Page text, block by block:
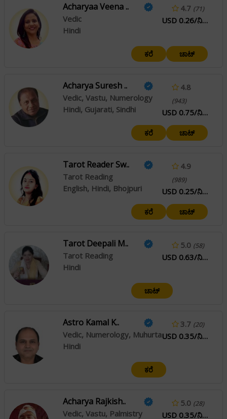
Acharyaa Veena ..
Vedic
Hindi
4.7 (71)
USD 0.26/ನಿಮಿಷ
ಕರೆ ಚಾಟ್
Acharya Suresh ..
Vedic, Vastu, Numerology
Hindi, Gujarati, Sindhi
4.8
(943)
USD 0.75/ನಿಮಿಷ
ಕರೆ ಚಾಟ್
Tarot Reader Sw..
Tarot Reading
English, Hindi, Bhojpuri
4.9
(989)
USD 0.25/ನಿಮಿಷ
ಕರೆ ಚಾಟ್
Tarot Deepali M..
Tarot Reading
Hindi
5.0 (58)
USD 0.63/ನಿಮಿಷ
ಚಾಟ್
Astro Kamal K..
Vedic, Numerology, Muhurta
Hindi
3.7 (20)
USD 0.35/ನಿಮಿಷ
ಕರೆ
Acharya Rajkish..
Vedic, Vastu, Palmistry
5.0 (28)
USD 0.35/ನಿಮಿಷ